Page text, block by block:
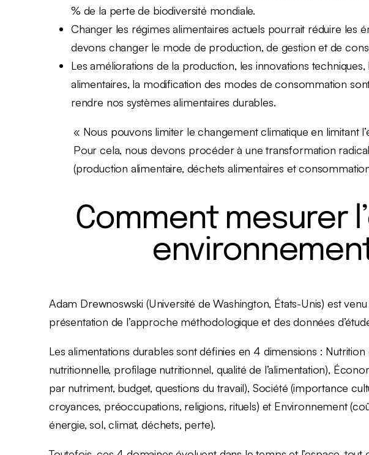
% de la perte de biodiversité mondiale.
Changer les régimes alimentaires actuels pourrait réduire les
devons changer le mode de production, de gestion et de
Les améliorations de la production, les innovations
alimentaires, la modification des modes de consommation
rendre nos systèmes alimentaires durables.
« Nous pouvons limiter le changement climatique en limitant
Pour cela, nous devons procéder à une transformation
(production alimentaire, déchets alimentaires et
Comment mesurer
Adam Drewnoswski (Université de Washington, États-Unis) est
présentation de l’approche méthodologique et des données
Les alimentations durables sont définies en 4 dimensions :
nutritionnelle, profilage nutritionnel, qualité de l’alimentation),
par nutriment, budget, questions du travail), Société (importance
croyances, préoccupations, religions, rituels) et Environnement
énergie, sol, climat, déchets, perte).